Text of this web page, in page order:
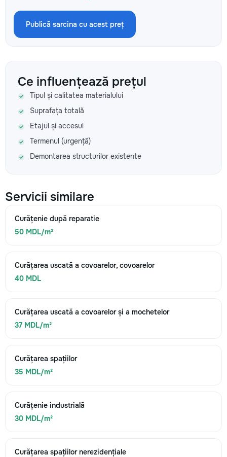
Publică sarcina cu acest preț
Ce influențează prețul
Tipul și calitatea materialului
Suprafața totală
Etajul și accesul
Termenul (urgență)
Demontarea structurilor existente
Servicii similare
Curățenie după reparatie
50 MDL/m²
Curățarea uscată a covoarelor, covoarelor
40 MDL
Curățarea uscată a covoarelor și a mochetelor
37 MDL/m²
Curățarea spațiilor
35 MDL/m²
Curățenie industrială
30 MDL/m²
Curățarea spațiilor nerezidențiale